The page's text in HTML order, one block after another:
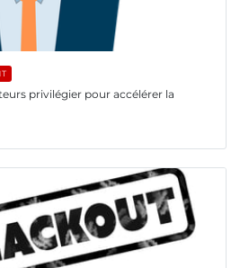
privilégier pour accélérer la